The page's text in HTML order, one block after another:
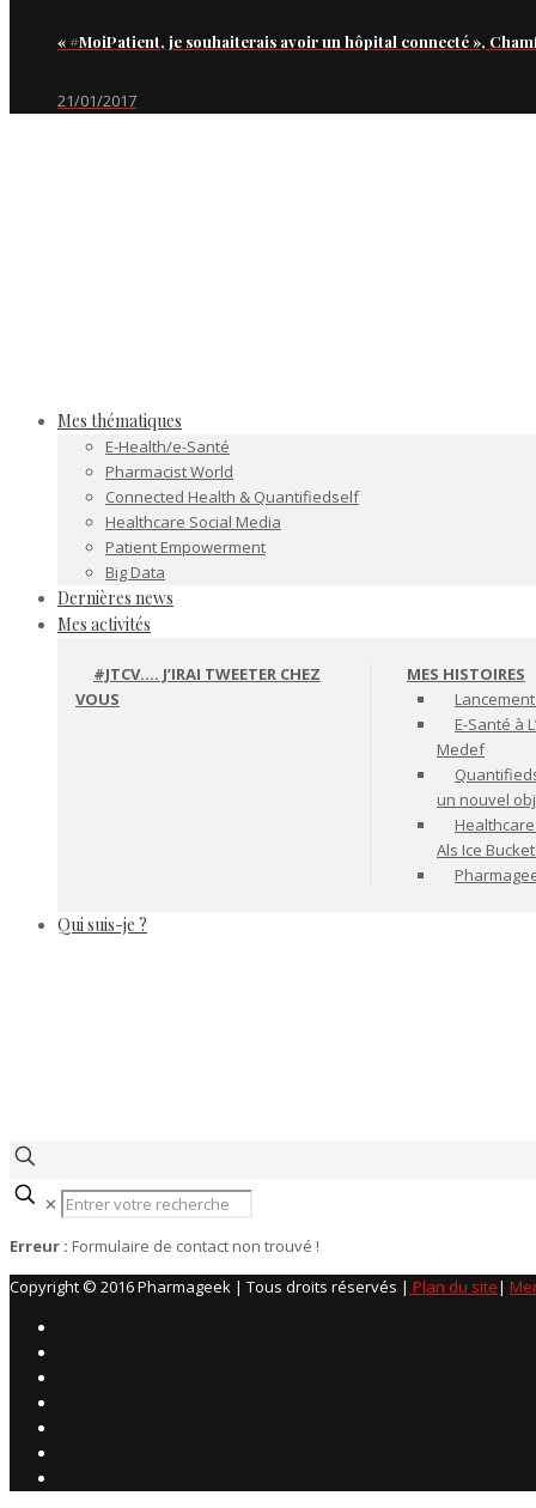
« #MoiPatient, je souhaiterais avoir un hôpital connecté »,
21/01/2017
Mes thématiques
E-Health/e-Santé
Pharmacist World
Connected Health & Quantifiedself
Healthcare Social Media
Patient Empowerment
Big Data
Dernières news
Mes activités
#JTCV…. J’IRAI TWEETER CHEZ
VOUS
MES HISTOIRES
E-Santé à
Medef
un nouvel
Als Ice
Qui suis-je ?
✕
Erreur : Formulaire de contact non trouvé !
Copyright © 2016 Pharmageek | Tous droits réservés | Plan du site|